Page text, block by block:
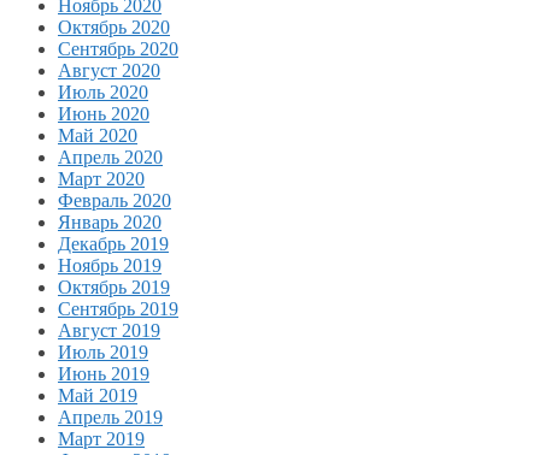
Ноябрь 2020
Октябрь 2020
Сентябрь 2020
Август 2020
Июль 2020
Июнь 2020
Май 2020
Апрель 2020
Март 2020
Февраль 2020
Январь 2020
Декабрь 2019
Ноябрь 2019
Октябрь 2019
Сентябрь 2019
Август 2019
Июль 2019
Июнь 2019
Май 2019
Апрель 2019
Март 2019